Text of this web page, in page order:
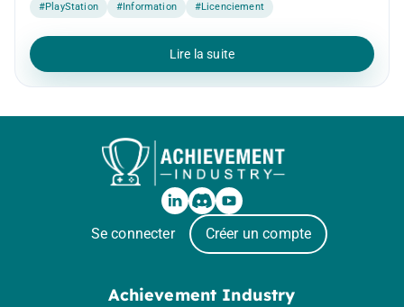
#PlayStation #Information #Licenciement
Lire la suite
Se connecter Créer un compte
Achievement Industry